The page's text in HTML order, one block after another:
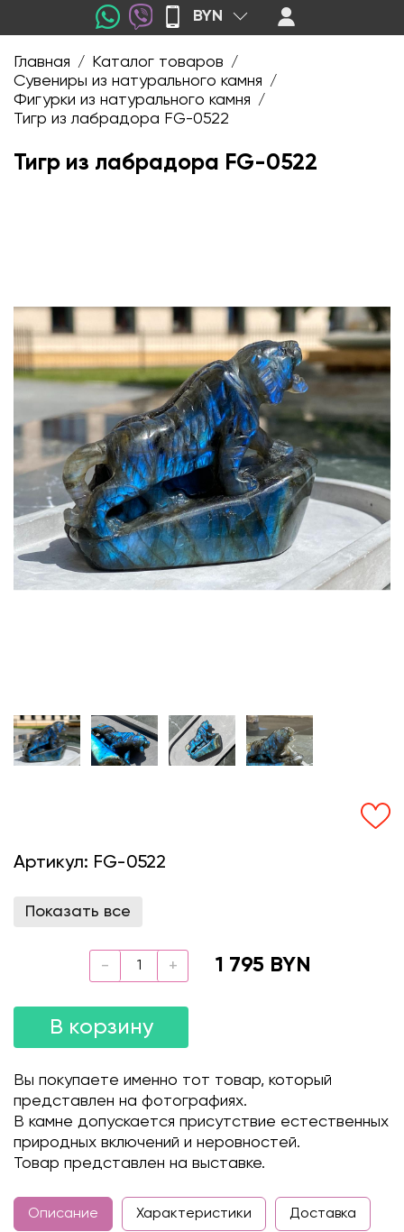
BYN
Главная / Каталог товаров /
Сувениры из натурального камня /
Фигурки из натурального камня /
Тигр из лабрадора FG-0522
Тигр из лабрадора FG-0522
Артикул: FG-0522
Показать все
1 795 BYN
В корзину
Вы покупаете именно тот товар, который
представлен на фотографиях.
В камне допускается присутствие естественных
природных включений и неровностей.
Товар представлен на выставке.
Описание Характеристики Доставка